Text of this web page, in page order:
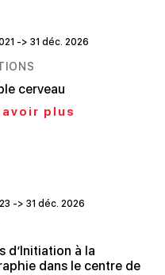
-> 31 déc. 2026
cerveau
plus
-> 31 déc. 2026
d’Initiation à la
dans le centre de